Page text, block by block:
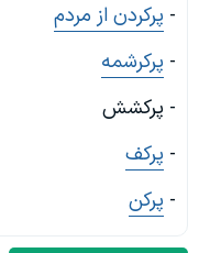
- پرکردن از مردم
- پرکرشمه
- پرکشش
- پرکف
- پرکن